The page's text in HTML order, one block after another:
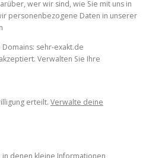
wer wir sind, wie Sie mit uns in
personenbezogene Daten in unserer
sehr-exakt.de
Verwalten Sie Ihre
erteilt. Verwalte deine